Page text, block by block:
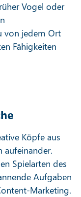
Vogel oder
von jedem Ort
Fähigkeiten
Köpfe aus
aufeinander.
Spielarten des
Aufgaben
Marketing.